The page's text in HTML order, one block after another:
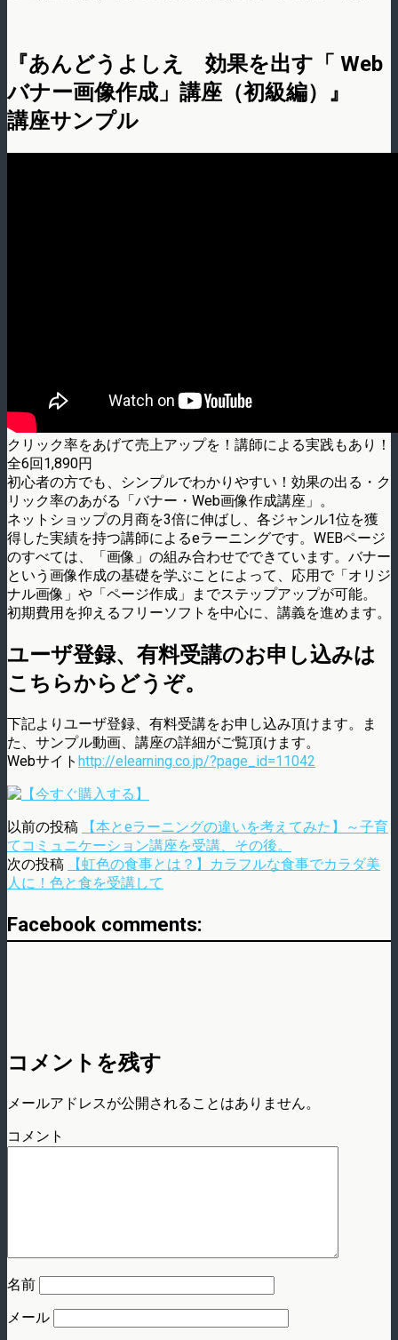
『あんどうよしえ 効果を出す「 Web
バナー画像作成」講座（初級編）』
講座サンプル
クリック率をあげて売上アップを！講師による実践もあり！
全6回1,890円
初心者の方でも、シンプルでわかりやすい！効果の出る・ク
リック率のあがる「バナー・Web画像作成講座」。
ネットショップの月商を3倍に伸ばし、各ジャンル1位を獲
得した実績を持つ講師によるeラーニングです。WEBページ
のすべては、「画像」の組み合わせでできています。バナー
という画像作成の基礎を学ぶことによって、応用で「オリジ
ナル画像」や「ページ作成」までステップアップが可能。
初期費用を抑えるフリーソフトを中心に、講義を進めます。
ユーザ登録、有料受講のお申し込みは
こちらからどうぞ。
下記よりユーザ登録、有料受講をお申し込み頂けます。ま
た、サンプル動画、講座の詳細がご覧頂けます。
Webサイト http://elearning.co.jp/?page_id=11042
以前の投稿
【本とeラーニングの違いを考えてみた】～子育
てコミュニケーション講座を受講、その後。
次の投稿
【虹色の食事とは？】カラフルな食事でカラダ美
人に！色と食を受講して
Facebook comments:
コメントを残す
メールアドレスが公開されることはありません。
コメント
名前
メール